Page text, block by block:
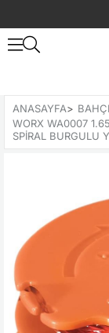
ANASAYFA>
WORX WA0007
SPIRAL BURGULU